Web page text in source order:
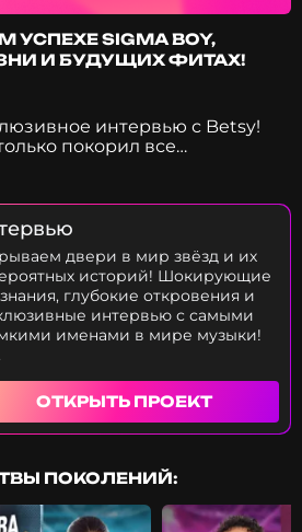
УСПЕХЕ SIGMA BOY,
И БУДУЩИХ ФИТАХ!
интервью с Betsy!
покорил все
но и взлетел в топ 10
это - обогнать Katy Perry
Boy обрела такую
Сигма Бой в реальной
про него написать песню?
с Машей? Как реагировали
учителя на успех? Повлияла
обычную жизнь Светы?
на свободное время? Как
с Димой Биланом прямо
бы записать фит? Мы
количество вопросов в
вы точно ранее не знали!
двери в мир звёзд и их
историй! Шокирующие
глубокие откровения и
интервью с самыми
именами в мире музыки!
ОТКРЫТЬ ПРОЕКТ
ПОКОЛЕНИЙ: